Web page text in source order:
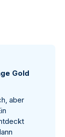
Gold
aber